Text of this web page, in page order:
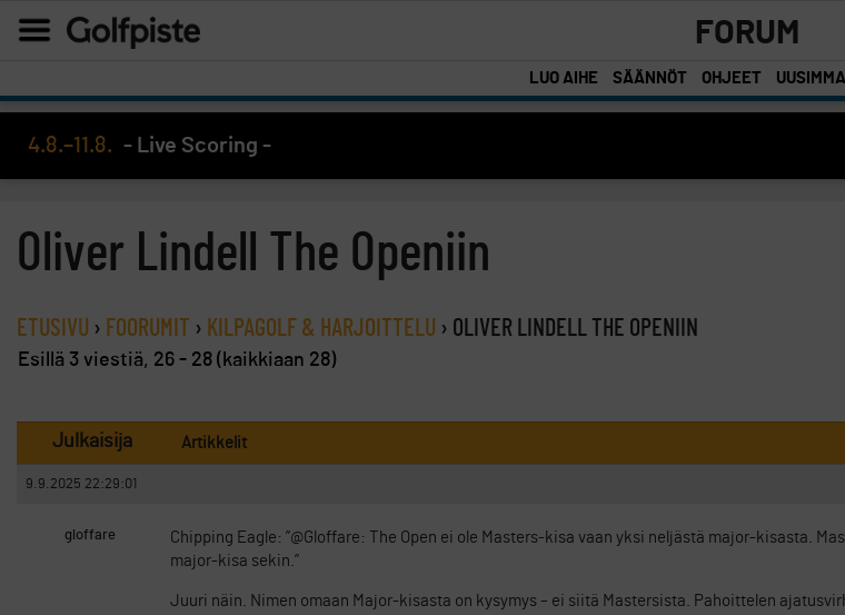
FORUM
LUO AIHE SÄÄNNÖT OHJEET
4.8.–11.8. - Live Scoring -
Oliver Lindell The Openiin
ETUSIVU › FOORUMIT › KILPAGOLF & HARJOITTELU › OLIVER LINDELL THE OPENIIN
Esillä 3 viestiä, 26 - 28 (kaikkiaan 28)
Julkaisija Artikkelit
9.9.2025 22:29:01
gloffare
Chipping Eagle: ”@Gloffare: The Open ei ole Masters-kisa vaan yksi neljästä major-kisasta.
major-kisa sekin.”
Juuri näin. Nimen omaan Major-kisasta on kysymys – ei siitä Mastersista. Pahoittelen